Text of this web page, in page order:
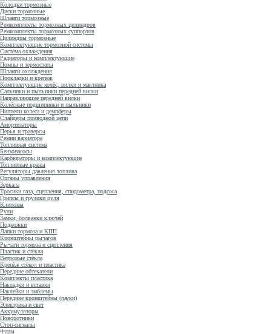
Колодки тормозные
Диски тормозные
Шланги тормозные
Ремкомплекты тормозных цилиндров
Ремкомплекты тормозных суппортов
Цилиндры тормозные
Комплектующие тормозной системы
Система охлаждения
Радиаторы и комплектующие
Помпы и термостаты
Шланги охлаждения
Прокладки и крепёж
Комплектующие колёс, вилки и маятника
Сальники и пыльники передней вилки
Направляющие передней вилки
Колёсные подшипники и пыльники
Ниппели колеса и демпферы
Слайдеры приводной цепи
Амортизаторы
Перья и траверсы
Ремни вариатора
Топливная система
Бензонасосы
Карбюраторы и комплектующие
Топливные краны
Регуляторы давления топлива
Органы управления
Зеркала
Тросики газа, сцепления, спидометра, подсоса
Грипсы и грузики руля
Клипоны
Рули
Замки, болванки ключей
Подножки
Лапки тормоза и КПП
Кронштейны рычагов
Рычаги тормоза и сцепления
Пластик и стёкла
Ветровые стёкла
Крепёж стёкол и пластика
Передние обтекатели
Комплекты пластика
Накладки и вставки
Наклейки и эмблемы
Передние кронштейны (пауки)
Электрика и свет
Аккумуляторы
Поворотники
Стоп-сигналы
Фары